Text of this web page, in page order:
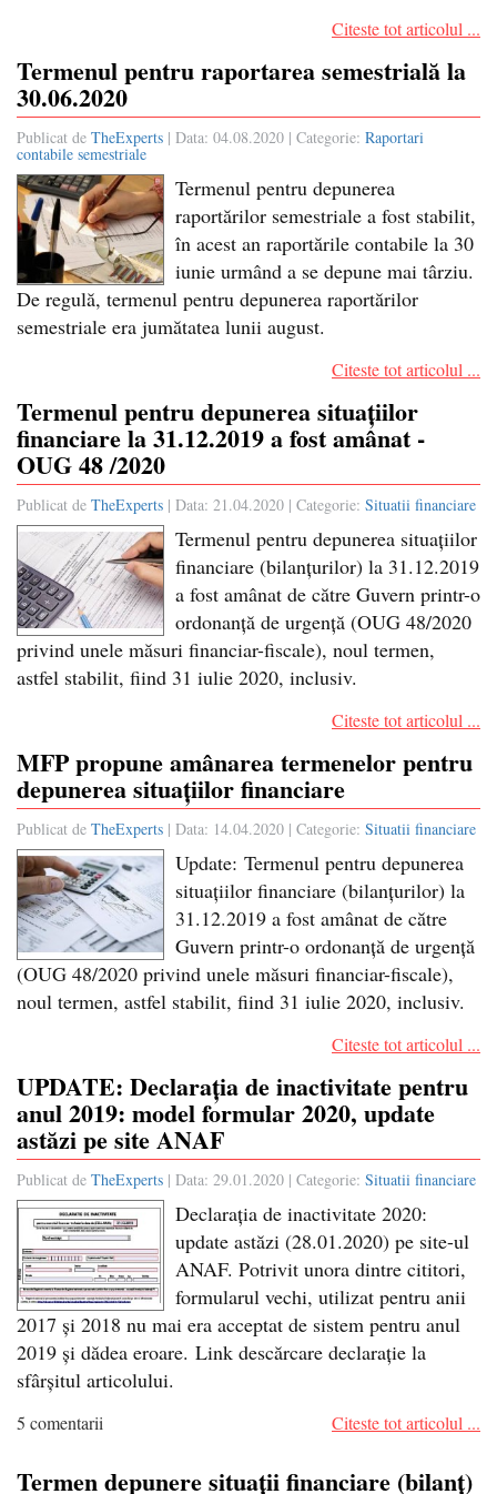
Citeste tot articolul ...
Termenul pentru raportarea semestrială la
30.06.2020
Publicat de TheExperts | Data: 04.08.2020 | Categorie: Raportari
contabile semestriale
Termenul pentru depunerea
raportărilor semestriale a fost stabilit,
în acest an raportările contabile la 30
iunie urmând a se depune mai târziu.
De regulă, termenul pentru depunerea raportărilor
semestriale era jumătatea lunii august.
Citeste tot articolul ...
Termenul pentru depunerea situațiilor
financiare la 31.12.2019 a fost amânat -
OUG 48 /2020
Publicat de TheExperts | Data: 21.04.2020 | Categorie: Situatii financiare
Termenul pentru depunerea situațiilor
financiare (bilanțurilor) la 31.12.2019
a fost amânat de către Guvern printr-o
ordonanță de urgență (OUG 48/2020
privind unele măsuri financiar-fiscale), noul termen,
astfel stabilit, fiind 31 iulie 2020, inclusiv.
Citeste tot articolul ...
MFP propune amânarea termenelor pentru
depunerea situațiilor financiare
Publicat de TheExperts | Data: 14.04.2020 | Categorie: Situatii financiare
Update: Termenul pentru depunerea
situațiilor financiare (bilanțurilor) la
31.12.2019 a fost amânat de către
Guvern printr-o ordonanță de urgență
(OUG 48/2020 privind unele măsuri financiar-fiscale),
noul termen, astfel stabilit, fiind 31 iulie 2020, inclusiv.
Citeste tot articolul ...
UPDATE: Declarația de inactivitate pentru
anul 2019: model formular 2020, update
astăzi pe site ANAF
Publicat de TheExperts | Data: 29.01.2020 | Categorie: Situatii financiare
Declarația de inactivitate 2020:
update astăzi (28.01.2020) pe site-ul
ANAF. Potrivit unora dintre cititori,
formularul vechi, utilizat pentru anii
2017 și 2018 nu mai era acceptat de sistem pentru anul
2019 și dădea eroare. Link descărcare declarație la
sfârșitul articolului.
Citeste tot articolul ...
5 comentarii
Termen depunere situații financiare (bilanț)